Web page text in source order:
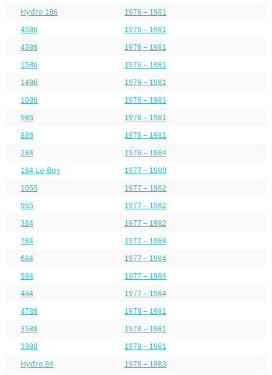
Hydro 186
1976 – 1981
4586
1976 – 1981
4386
1976 – 1981
1586
1976 – 1981
1486
1976 – 1981
1086
1976 – 1981
986
1976 – 1981
886
1976 – 1981
284
1976 – 1984
184 Lo-Boy
1977 – 1980
1055
1977 – 1982
955
1977 – 1982
384
1977 – 1982
784
1977 – 1984
684
1977 – 1984
584
1977 – 1984
484
1977 – 1984
4786
1978 – 1981
3588
1978 – 1981
3388
1978 – 1981
Hydro 84
1978 – 1983